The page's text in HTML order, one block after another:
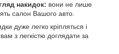
накидок: вони не лише
салон Вашого авто.
дуже легко кріпляться і
з легкістю доглядати за